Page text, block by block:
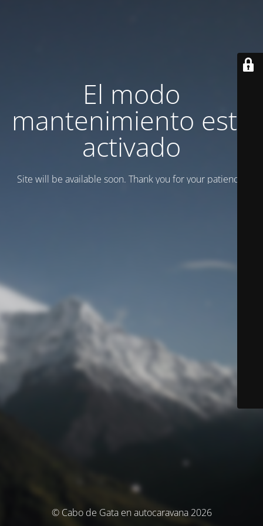
El modo
mantenimiento está
activado
Site will be available soon. Thank you for your patience!
© Cabo de Gata en autocaravana 2026